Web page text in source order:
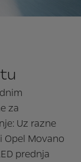
za
Uz razne
Opel Movano
prednja